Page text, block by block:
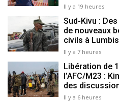
Il y a 19 heures
Sud-Kivu :
de nouveaux
civils à
Il y a 7 heures
Libération de
l’AFC/M23 :
des
Il y a 6 heures